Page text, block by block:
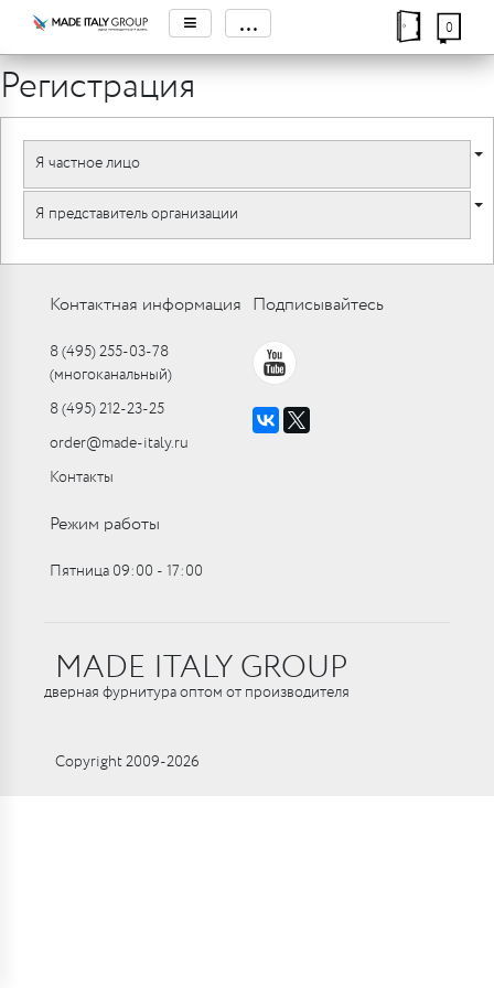
≡ ... 0
Регистрация
Я частное лицо
Я представитель организации
Контактная информация
8 (495) 255-03-78
(многоканальный)
8 (495) 212-23-25
order@made-italy.ru
Контакты
Подписывайтесь
Режим работы
Пятница 09:00 ‑ 17:00
MADE ITALY GROUP
дверная фурнитура оптом от производителя
Copyright 2009-2026